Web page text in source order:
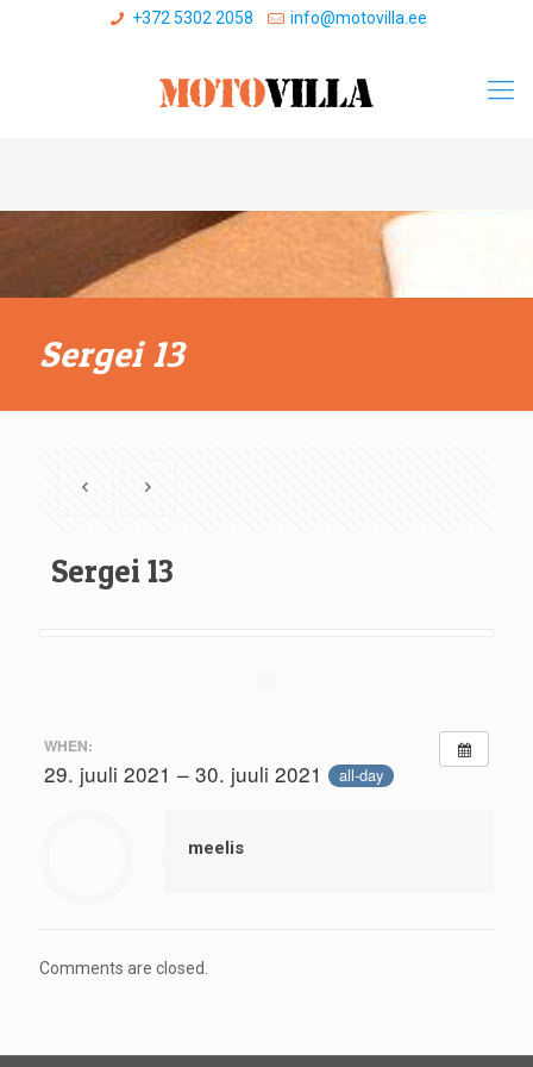
+372 5302 2058 info@motovilla.ee
Sergei 13
Sergei 13
WHEN:
29. juuli 2021 – 30. juuli 2021 all-day
meelis
Comments are closed.